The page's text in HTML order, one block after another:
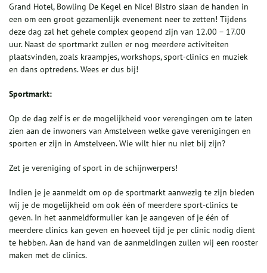
Grand Hotel, Bowling De Kegel en Nice! Bistro slaan de handen in
een om een groot gezamenlijk evenement neer te zetten! Tijdens
deze dag zal het gehele complex geopend zijn van 12.00 – 17.00
uur. Naast de sportmarkt zullen er nog meerdere activiteiten
plaatsvinden, zoals kraampjes, workshops, sport-clinics en muziek
en dans optredens. Wees er dus bij!
Sportmarkt:
Op de dag zelf is er de mogelijkheid voor verengingen om te laten
zien aan de inwoners van Amstelveen welke gave verenigingen en
sporten er zijn in Amstelveen. Wie wilt hier nu niet bij zijn?
Zet je vereniging of sport in de schijnwerpers!
Indien je je aanmeldt om op de sportmarkt aanwezig te zijn bieden
wij je de mogelijkheid om ook één of meerdere sport-clinics te
geven. In het aanmeldformulier kan je aangeven of je één of
meerdere clinics kan geven en hoeveel tijd je per clinic nodig dient
te hebben. Aan de hand van de aanmeldingen zullen wij een rooster
maken met de clinics.